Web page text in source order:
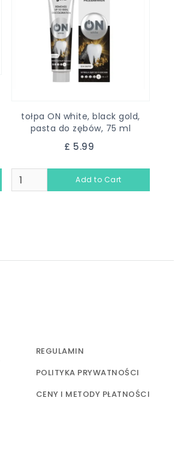
tołpa ON white, black gold,
pasta do zębów, 75 ml
£ 5.99
REGULAMIN
POLITYKA PRYWATNOŚCI
CENY I METODY PŁATNOŚCI